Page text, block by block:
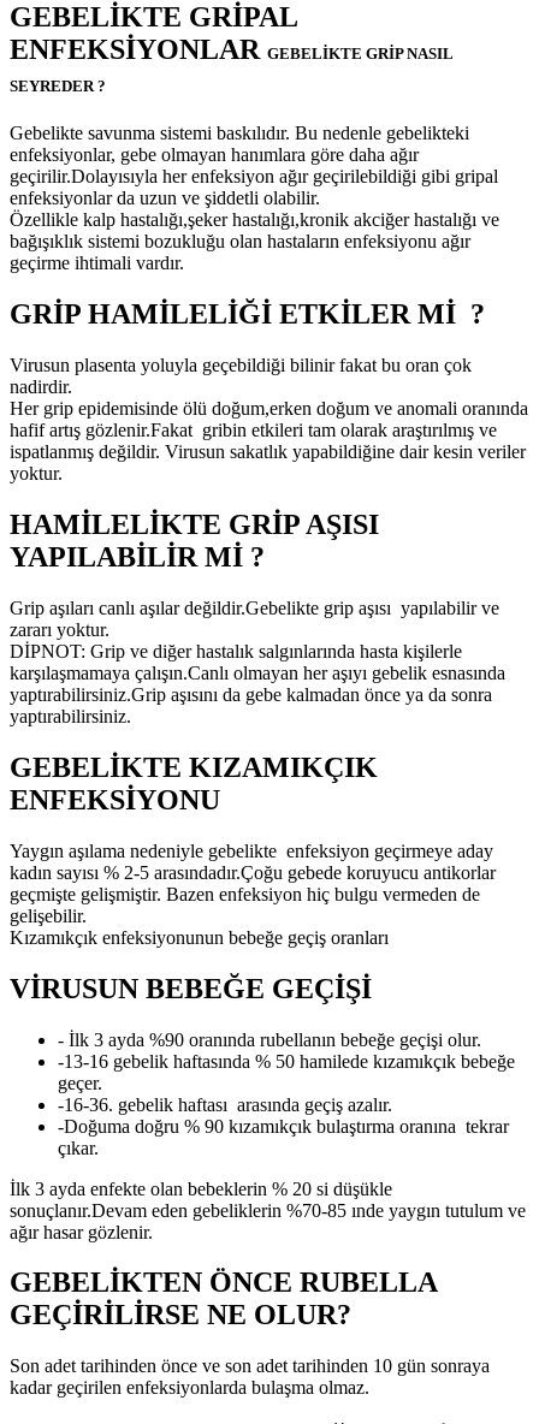
GEBELİKTE GRİPAL
ENFEKSİYONLAR GEBELİKTE GRİP NASIL
SEYREDER ?
Gebelikte savunma sistemi baskılıdır. Bu nedenle gebelikteki
enfeksiyonlar, gebe olmayan hanımlara göre daha ağır
geçirilir.Dolayısıyla her enfeksiyon ağır geçirilebildiği gibi gripal
enfeksiyonlar da uzun ve şiddetli olabilir.
Özellikle kalp hastalığı,şeker hastalığı,kronik akciğer hastalığı ve
bağışıklık sistemi bozukluğu olan hastaların enfeksiyonu ağır
geçirme ihtimali vardır.
GRİP HAMİLELİĞİ ETKİLER Mİ ?
Virusun plasenta yoluyla geçebildiği bilinir fakat bu oran çok
nadirdir.
Her grip epidemisinde ölü doğum,erken doğum ve anomali oranında
hafif artış gözlenir.Fakat gribin etkileri tam olarak araştırılmış ve
ispatlanmış değildir. Virusun sakatlık yapabildiğine dair kesin veriler
yoktur.
HAMİLELİKTE GRİP AŞISI
YAPILABİLİR Mİ ?
Grip aşıları canlı aşılar değildir.Gebelikte grip aşısı yapılabilir ve
zararı yoktur.
DİPNOT: Grip ve diğer hastalık salgınlarında hasta kişilerle
karşılaşmamaya çalışın.Canlı olmayan her aşıyı gebelik esnasında
yaptırabilirsiniz.Grip aşısını da gebe kalmadan önce ya da sonra
yaptırabilirsiniz.
GEBELİKTE KIZAMIKÇIK
ENFEKSİYONU
Yaygın aşılama nedeniyle gebelikte enfeksiyon geçirmeye aday
kadın sayısı % 2-5 arasındadır.Çoğu gebede koruyucu antikorlar
geçmişte gelişmiştir. Bazen enfeksiyon hiç bulgu vermeden de
gelişebilir.
Kızamıkçık enfeksiyonunun bebeğe geçiş oranları
VİRUSUN BEBEĞE GEÇİŞİ
- İlk 3 ayda %90 oranında rubellanın bebeğe geçişi olur.
-13-16 gebelik haftasında % 50 hamilede kızamıkçık bebeğe
geçer.
-16-36. gebelik haftası arasında geçiş azalır.
-Doğuma doğru % 90 kızamıkçık bulaştırma oranına tekrar
çıkar.
İlk 3 ayda enfekte olan bebeklerin % 20 si düşükle
sonuçlanır.Devam eden gebeliklerin %70-85 ınde yaygın tutulum ve
ağır hasar gözlenir.
GEBELİKTEN ÖNCE RUBELLA
GEÇİRİLİRSE NE OLUR?
Son adet tarihinden önce ve son adet tarihinden 10 gün sonraya
kadar geçirilen enfeksiyonlarda bulaşma olmaz.